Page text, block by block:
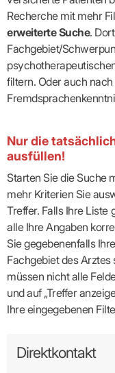
Recherche mit mehr
erweiterte Suche.
Fachgebiet/
filtern. Oder auch
Nur die
ausfüllen!
Starten Sie die Suche
mehr Kriterien Sie
Treffer. Falls Ihre Liste
alle Ihre Angaben
Sie gegebenenfalls
Fachgebiet des
müssen nicht alle
und auf „Treffer
Ihre eingegebenen
Direktkontakt